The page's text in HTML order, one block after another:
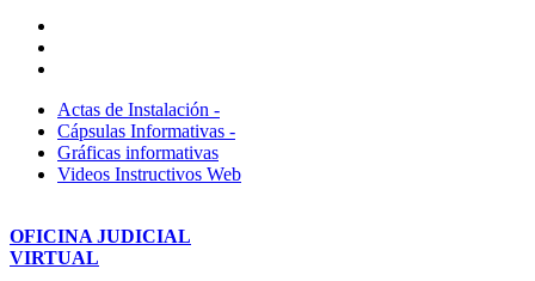
Actas de Instalación -
Cápsulas Informativas -
Gráficas informativas
Videos Instructivos Web
OFICINA JUDICIAL
VIRTUAL